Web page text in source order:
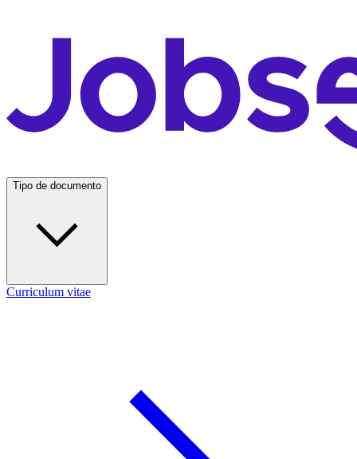
Tipo de documento
Curriculum vitae